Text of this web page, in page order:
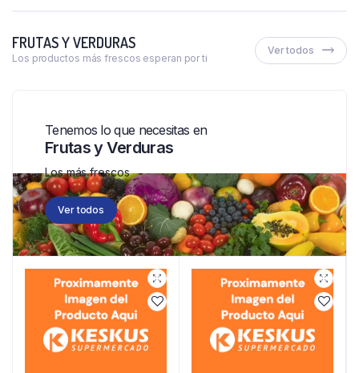
FRUTAS Y VERDURAS
Los productos más frescos esperan por ti
Ver todos
Tenemos lo que necesitas en
Frutas y Verduras
Los más frescos
Ver todos